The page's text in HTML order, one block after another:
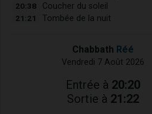
20:38 Coucher du soleil
21:21 Tombée de la nuit
Chabbath Réé
Vendredi 7 Août 2026
Entrée à 20:20
Sortie à 21:22